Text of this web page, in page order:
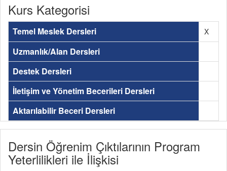
Kurs Kategorisi
Temel Meslek Dersleri X
Uzmanlık/Alan Dersleri
Destek Dersleri
İletişim ve Yönetim Becerileri Dersleri
Aktarılabilir Beceri Dersleri
Dersin Öğrenim Çıktılarının Program
Yeterlilikleri ile İlişkisi